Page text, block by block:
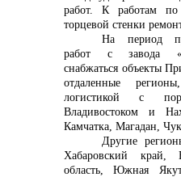
работ. К работам по
торцевой стенки
На период
работ с завода
снабжаться объекты
отдаленные
логистикой с
Владивостоком и
Камчатка, Магадан,
Другие
Хабаровский край,
область, Южная